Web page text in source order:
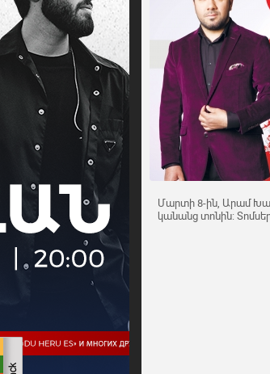
Մարտի 8-ին, Արամ
կանանց տոնին: